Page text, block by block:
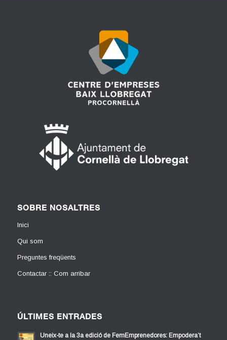
SOBRE NOSALTRES
Inici
Qui som
Preguntes freqüents
Contactar :: Com arribar
ÚLTIMES ENTRADES
Uneix-te a la 3a edició de FemEmprenedores: Empodera’t